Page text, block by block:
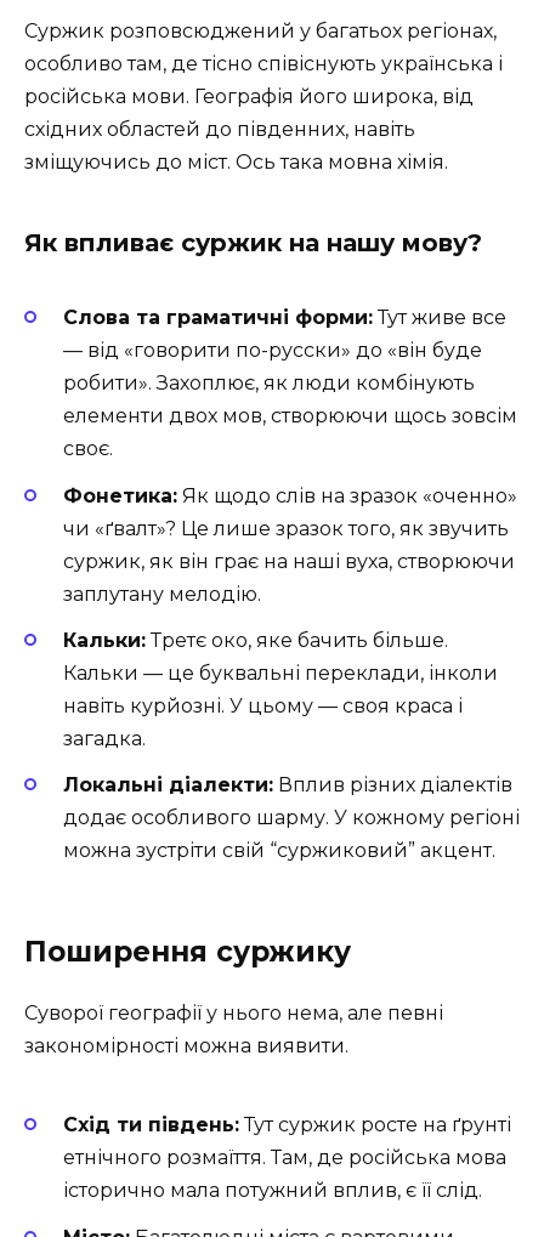
Суржик розповсюджений у багатьох регіонах,
особливо там, де тісно співіснують українська і
російська мови. Географія його широка, від
східних областей до південних, навіть
зміщуючись до міст. Ось така мовна хімія.
Як впливає суржик на нашу мову?
Слова та граматичні форми:Тут живе все
— від «говорити по-русски» до «він буде
робити». Захоплює, як люди комбінують
елементи двох мов, створюючи щось зовсім
своє.
Фонетика: Як щодо слів на зразок «оченно»
чи «ґвалт»? Це лише зразок того, як звучить
суржик, як він грає на наші вуха, створюючи
заплутану мелодію.
Кальки:Третє око, яке бачить більше.
Кальки — це буквальні переклади, інколи
навіть курйозні. У цьому — своя краса і
загадка.
Локальні діалекти: Вплив різних діалектів
додає особливого шарму. У кожному регіоні
можна зустріти свій “суржиковий” акцент.
Поширення суржику
Суворої географії у нього нема, але певні
закономірності можна виявити.
Схід ти південь:Тут суржик росте на ґрунті
етнічного розмаїття. Там, де російська мова
історично мала потужний вплив, є її слід.